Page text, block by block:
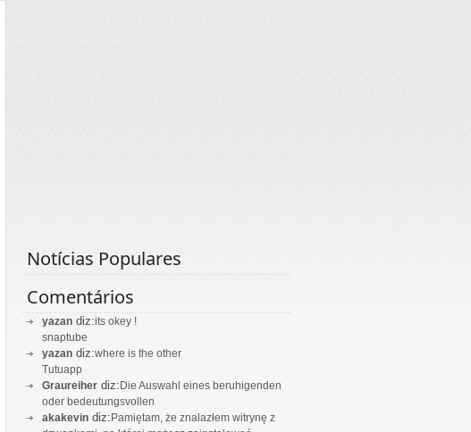
Notícias Populares
Comentários
yazan diz:its okey !
snaptube
yazan diz:where is the other
Tutuapp
Graureiher diz: Die Auswahl eines beruhigenden
oder bedeutungsvollen
akakevin diz: Pamiętam, że znalazłem witrynę z